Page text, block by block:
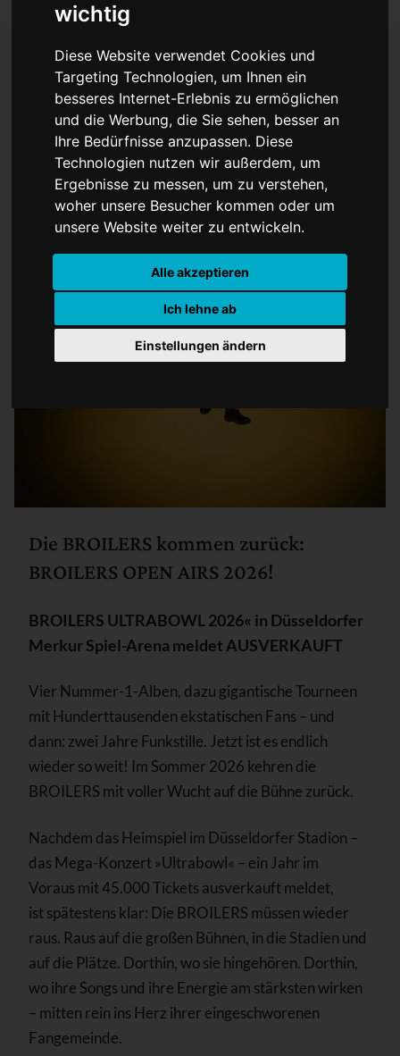
wichtig
Diese Website verwendet Cookies und
Targeting Technologien, um Ihnen ein
besseres Internet-Erlebnis zu ermöglichen
und die Werbung, die Sie sehen, besser an
Ihre Bedürfnisse anzupassen. Diese
Technologien nutzen wir außerdem, um
Ergebnisse zu messen, um zu verstehen,
woher unsere Besucher kommen oder um
unsere Website weiter zu entwickeln.
Alle akzeptieren
Ich lehne ab
Einstellungen ändern
Der Sommer 2026 wird
laut und unvergesslich
Die BROILERS kommen zurück:
BROILERS OPEN AIRS 2026!
BROILERS ULTRABOWL 2026« in Düsseldorfer
Merkur Spiel-Arena meldet AUSVERKAUFT
Vier Nummer-1-Alben, dazu gigantische Tourneen
mit Hunderttausenden ekstatischen Fans – und
dann: zwei Jahre Funkstille. Jetzt ist es endlich
wieder so weit! Im Sommer 2026 kehren die
BROILERS mit voller Wucht auf die Bühne zurück.
Nachdem das Heimspiel im Düsseldorfer Stadion –
das Mega-Konzert »Ultrabowl« – ein Jahr im
Voraus mit 45.000 Tickets ausverkauft meldet,
ist spätestens klar: Die BROILERS müssen wieder
raus. Raus auf die großen Bühnen, in die Stadien und
auf die Plätze. Dorthin, wo sie hingehören. Dorthin,
wo ihre Songs und ihre Energie am stärksten wirken
– mitten rein ins Herz ihrer eingeschworenen
Fangemeinde.